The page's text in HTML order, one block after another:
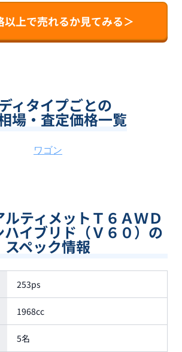
以上で売れるか見てみる＞
ィタイプごとの
場・査定価格一覧
ワゴン
ルティメットＴ６ＡＷＤ
ハイブリド（Ｖ６０）の
スペック情報
253ps
1968cc
5名